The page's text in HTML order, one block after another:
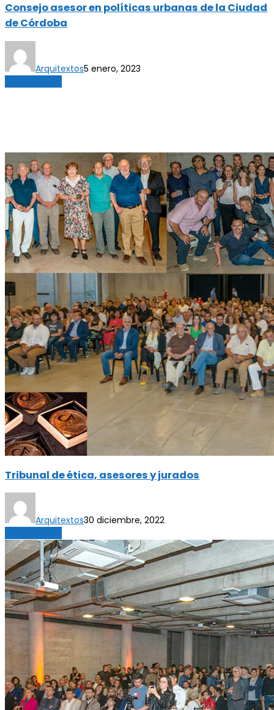
Consejo asesor en políticas urbanas de la Ciudad
de Córdoba
Arquitextos5 enero, 2023
Tribunal de ética, asesores y jurados
Arquitextos30 diciembre, 2022